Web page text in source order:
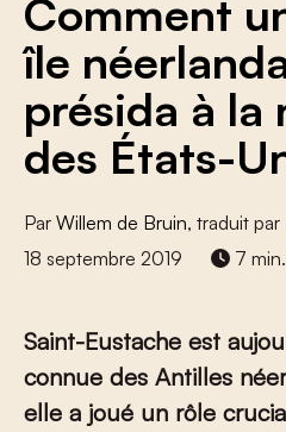
Comment
île
présida à la
des États-
Par Willem de Bruin, traduit
18 septembre 2019
7
Saint-Eustache est
connue des Antilles
elle a joué un rôle